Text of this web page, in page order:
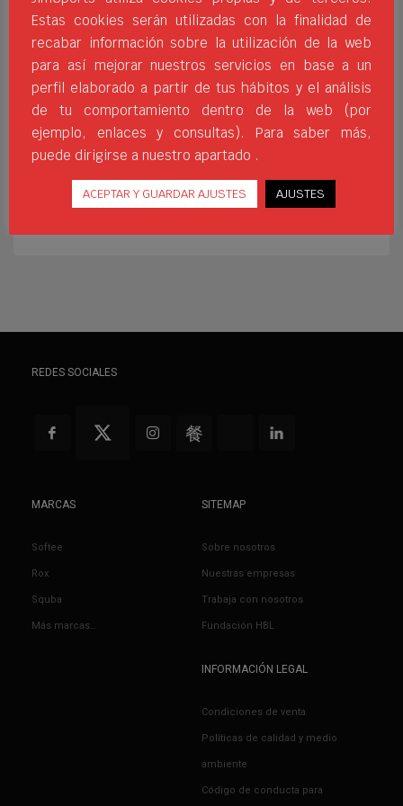
por el crecimiento y la innovación hemos
incorporado a nuestra oferta la marca
Helix Pro. De esta forma damos un paso
más en nuestra profesionalización del
pádel pero también en otros deportes de
raqueta. HELIX PRO La marca
DISTRIBUCIÓN DEPORTIVA
HELIX PRO
NUEVAS MARCAS JIM SPORTS
PÁDEL DE CALIDAD
PÁDEL PROFESIONAL
RENDIMIENTO DEPORTIVO
REDES SOCIALES
MARCAS
Softee
Rox
Squba
Más marcas…
SITEMAP
Sobre nosotros
Nuestras empresas
Trabaja con nosotros
Fundación HBL
INFORMACIÓN LEGAL
Condiciones de venta
Políticas de calidad y medio
ambiente
Código de conducta para
Estas cookies serán utilizadas con la finalidad de
recabar información sobre la utilización de la web
para así mejorar nuestros servicios en base a un
perfil elaborado a partir de tus hábitos y el análisis
de tu comportamiento dentro de la web (por
ejemplo, enlaces y consultas). Para saber más,
puede dirigirse a nuestro apartado .
ACEPTAR Y GUARDAR AJUSTES AJUSTES